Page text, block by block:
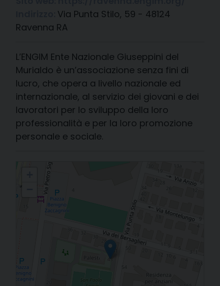
Via Punta Stilo, 59 - 48124
Ravenna RA
L’ENGIM Ente Nazionale Giuseppini del
Murialdo è un’associazione senza fini di
lucro, che opera a livello nazionale ed
internazionale, al servizio dei giovani e dei
lavoratori per lo sviluppo della loro
professionalità e per la loro promozione
personale e sociale.
Centro di Formazione Professionale «Engim»